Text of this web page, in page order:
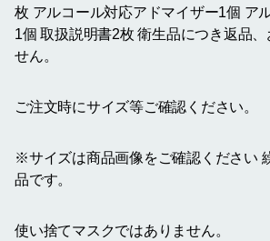
枚 アルコール対応アドマイザー1個 ア
1個 取扱説明書2枚 衛生品につき返品
せん。
ご注文時にサイズ等ご確認ください。
※サイズは商品画像をご確認ください
品です。
使い捨てマスクではありません。